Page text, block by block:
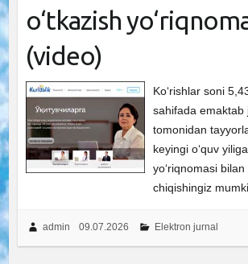
o‘tkazish
(video)
Ko‘rishlar soni
sahifada emaktab
tomonidan
keyingi o‘quv
yo‘riqnomasi
chiqishingiz
admin 09.07.2026 Elektron jurnal